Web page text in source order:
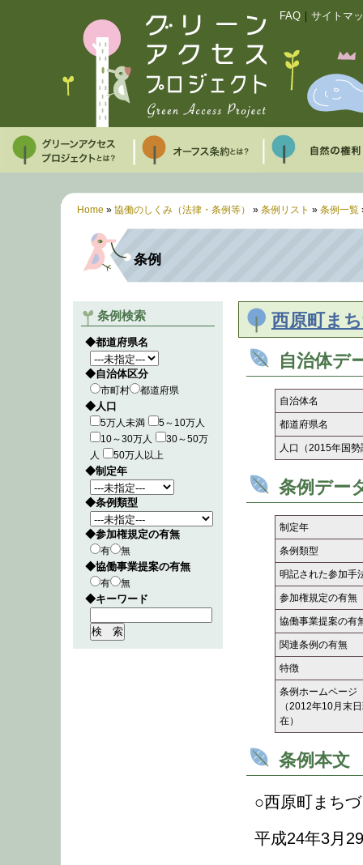
FAQ サイトマ
Home » 協働のしくみ（法律・条例等） » 条例リスト » 条例一覧
条例
条例検索
◆都道府県名
◆自治体区分
市町村 都道府県
◆人口
5万人未満
5～10万人
10～30万人
30～50万
人
50万人以上
◆制定年
◆条例類型
◆参加権規定の有無
有 無
◆協働事業提案の有無
有 無
◆キーワード
西原町ま
自治体デ
自治体名
都道府県名
人口（2015年国勢
条例デー
制定年
条例類型
明記された参加手
参加権規定の有無
協働事業提案の有
関連条例の有無
特徴
条例ホームページ
（2012年10月末
在）
条例本文
○西原町まち
平成24年3月